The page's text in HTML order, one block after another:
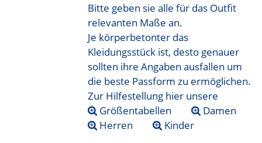
Bitte geben sie alle für das Outfit
relevanten Maße an.
Je körperbetonter das
Kleidungsstück ist, desto genauer
sollten ihre Angaben ausfallen um
die beste Passform zu ermöglichen.
Zur Hilfestellung hier unsere
Größentabellen
Damen
Herren
Kinder